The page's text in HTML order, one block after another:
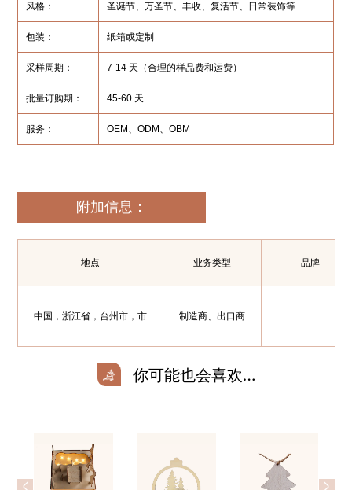
风格： 圣诞节、万圣节、丰收、复活节、日常装饰等
包装： 纸箱或定制
采样周期： 7-14 天（合理的样品费和运费）
批量订购期： 45-60 天
服务： OEM、ODM、OBM
附加信息：
地点 业务类型 品牌
中国，浙江省，台州市，市 制造商、出口商
你可能也会喜欢…